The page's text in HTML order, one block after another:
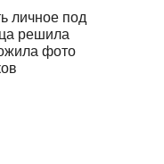
личное под
решила
фото